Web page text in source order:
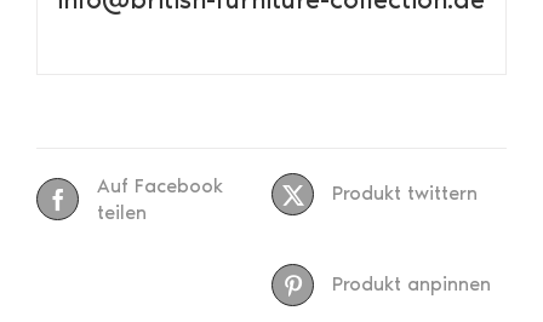
Auf Facebook
teilen
Produkt twittern
Produkt anpinnen